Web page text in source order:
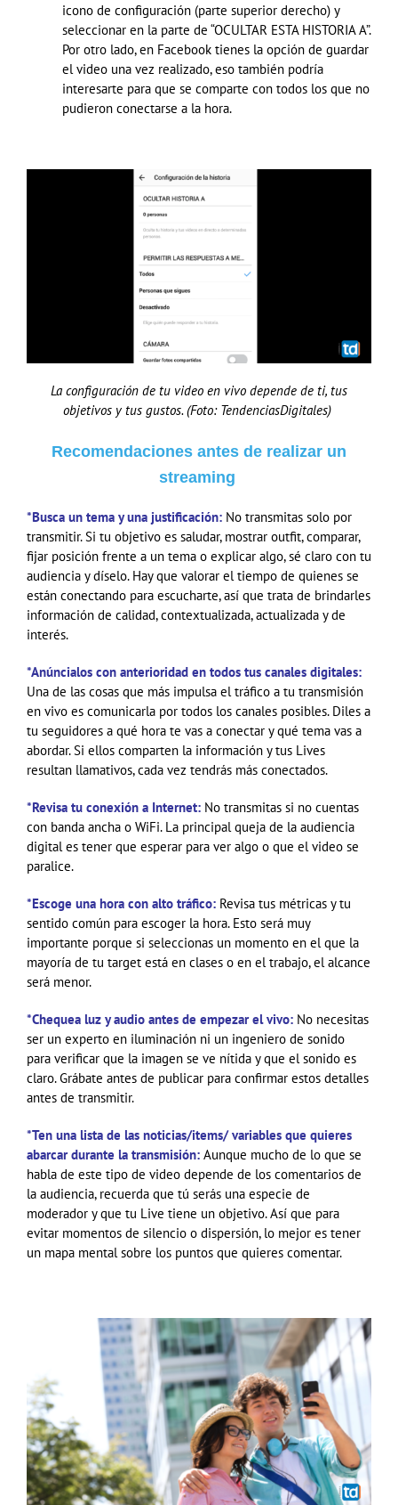
icono de configuración (parte superior derecho) y
seleccionar en la parte de “OCULTAR ESTA HISTORIA A”.
Por otro lado, en Facebook tienes la opción de guardar
el video una vez realizado, eso también podría
interesarte para que se comparte con todos los que no
pudieron conectarse a la hora.
La configuración de tu video en vivo depende de ti, tus
objetivos y tus gustos. (Foto: TendenciasDigitales)
Recomendaciones antes de realizar un
streaming
*Busca un tema y una justificación: No transmitas solo por
transmitir. Si tu objetivo es saludar, mostrar outfit, comparar,
fijar posición frente a un tema o explicar algo, sé claro con tu
audiencia y díselo. Hay que valorar el tiempo de quienes se
están conectando para escucharte, así que trata de brindarles
información de calidad, contextualizada, actualizada y de
interés.
*Anúncialos con anterioridad en todos tus canales digitales:
Una de las cosas que más impulsa el tráfico a tu transmisión
en vivo es comunicarla por todos los canales posibles. Diles a
tu seguidores a qué hora te vas a conectar y qué tema vas a
abordar. Si ellos comparten la información y tus Lives
resultan llamativos, cada vez tendrás más conectados.
*Revisa tu conexión a Internet: No transmitas si no cuentas
con banda ancha o WiFi. La principal queja de la audiencia
digital es tener que esperar para ver algo o que el video se
paralice.
*Escoge una hora con alto tráfico: Revisa tus métricas y tu
sentido común para escoger la hora. Esto será muy
importante porque si seleccionas un momento en el que la
mayoría de tu target está en clases o en el trabajo, el alcance
será menor.
*Chequea luz y audio antes de empezar el vivo: No necesitas
ser un experto en iluminación ni un ingeniero de sonido
para verificar que la imagen se ve nítida y que el sonido es
claro. Grábate antes de publicar para confirmar estos detalles
antes de transmitir.
*Ten una lista de las noticias/items/ variables que quieres
abarcar durante la transmisión: Aunque mucho de lo que se
habla de este tipo de video depende de los comentarios de
la audiencia, recuerda que tú serás una especie de
moderador y que tu Live tiene un objetivo. Así que para
evitar momentos de silencio o dispersión, lo mejor es tener
un mapa mental sobre los puntos que quieres comentar.